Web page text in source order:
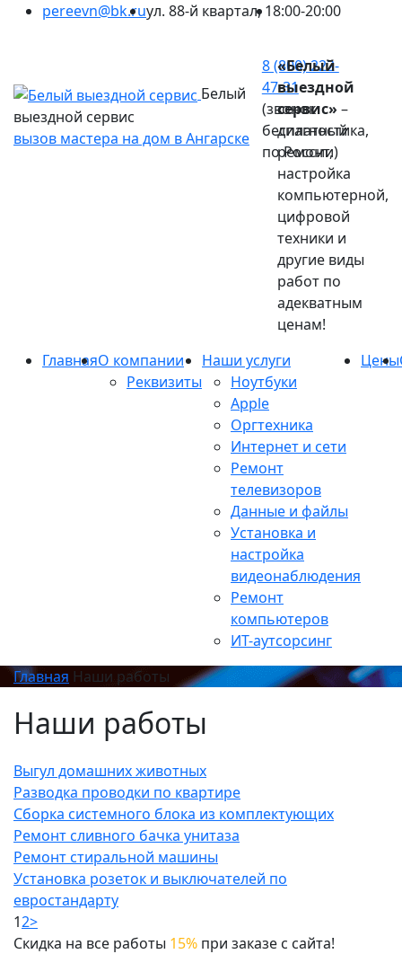
pereevn@bk.ruул. 88-й квартал, 18:00-20:00
Белый
выездной сервис
вызов мастера на дом в Ангарске
8 (800) 222-
47-31
(звонок
бесплатный
по России)
«Белый
выездной
сервис» –
диагностика,
ремонт,
настройка
компьютерной,
цифровой
техники и
другие виды
работ по
адекватным
ценам!
ГлавнаяО компании
Реквизиты
Наши услуги
Ноутбуки
Apple
Оргтехника
Интернет и сети
Ремонт
телевизоров
Данные и файлы
Установка и
настройка
видеонаблюдения
Ремонт
компьютеров
ИТ-аутсорсинг
Цены
Главная Наши работы
Наши работы
Выгул домашних животных
Разводка проводки по квартире
Сборка системного блока из комплектующих
Ремонт сливного бачка унитаза
Ремонт стиральной машины
Установка розеток и выключателей по
евростандарту
12>
Скидка на все работы 15% при заказе с сайта!